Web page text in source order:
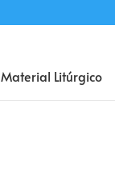
Material Litúrgico